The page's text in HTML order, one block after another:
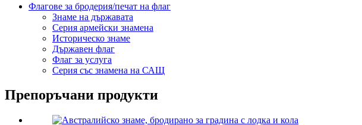
Флагове за бродерия/печат на флаг
Знаме на държавата
Серия армейски знамена
Историческо знаме
Държавен флаг
Флаг за услуга
Серия със знамена на САЩ
Препоръчани продукти